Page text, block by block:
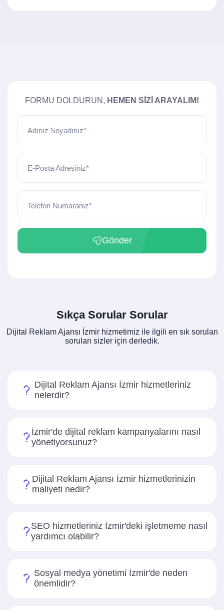
FORMU DOLDURUN, HEMEN SIZI ARAYALIM!
Adınız Soyadınız*
E-Posta Adresiniz*
Telefon Numaranız*
Gönder
Sıkça Sorular Sorular
Dijital Reklam Ajansı İzmir hizmetimiz ile ilgili en sık sorulan
soruları sizler için derledik.
Dijital Reklam Ajansı İzmir hizmetleriniz
nelerdir?
İzmir'de dijital reklam kampanyalarını nasıl
yönetiyorsunuz?
Dijital Reklam Ajansı İzmir hizmetlerinizin
maliyeti nedir?
SEO hizmetleriniz İzmir'deki işletmeme nasıl
yardımcı olabilir?
Sosyal medya yönetimi İzmir'de neden
önemlidir?